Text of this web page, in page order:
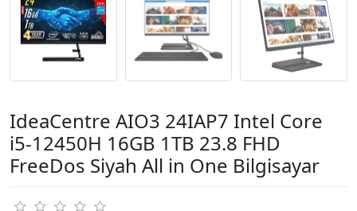
IdeaCentre AIO3 24IAP7 Intel Core
i5-12450H 16GB 1TB 23.8 FHD
FreeDos Siyah All in One Bilgisayar